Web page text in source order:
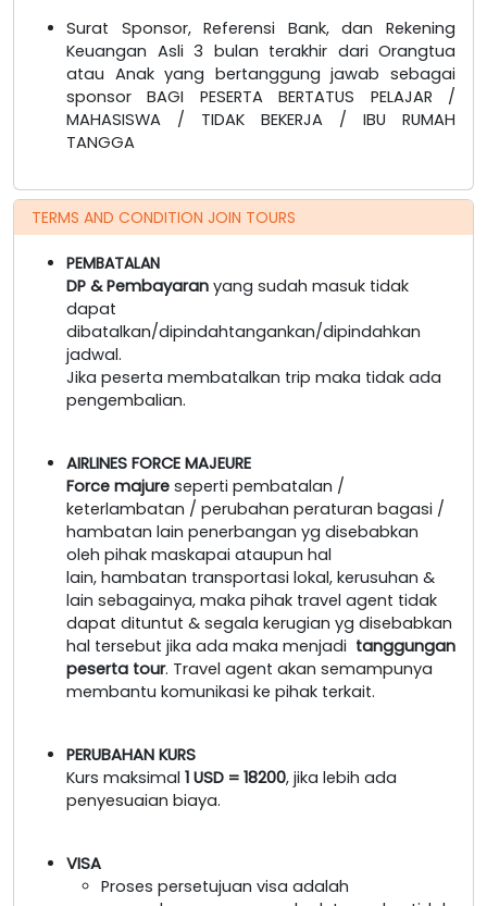
Surat Sponsor, Referensi Bank, dan Rekening
Keuangan Asli 3 bulan terakhir dari Orangtua
atau Anak yang bertanggung jawab sebagai
sponsor BAGI PESERTA BERTATUS PELAJAR /
MAHASISWA / TIDAK BEKERJA / IBU RUMAH
TANGGA
TERMS AND CONDITION JOIN TOURS
PEMBATALAN
DP & Pembayaran yang sudah masuk tidak
dapat
dibatalkan/dipindahtangankan/dipindahkan
jadwal.
Jika peserta membatalkan trip maka tidak ada
pengembalian.
AIRLINES FORCE MAJEURE
Force majure seperti pembatalan /
keterlambatan / perubahan peraturan bagasi /
hambatan lain penerbangan yg disebabkan
oleh pihak maskapai ataupun hal
lain, hambatan transportasi lokal, kerusuhan &
lain sebagainya, maka pihak travel agent tidak
dapat dituntut & segala kerugian yg disebabkan
hal tersebut jika ada maka menjadi tanggungan
peserta tour. Travel agent akan semampunya
membantu komunikasi ke pihak terkait.
PERUBAHAN KURS
Kurs maksimal 1 USD = 18200, jika lebih ada
penyesuaian biaya.
VISA
Proses persetujuan visa adalah